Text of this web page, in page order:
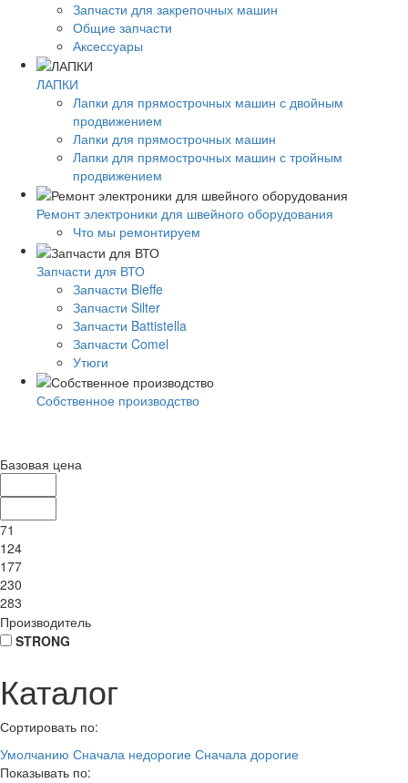
Запчасти для закрепочных машин
Общие запчасти
Аксессуары
ЛАПКИ
Лапки для прямострочных машин с двойным
продвижением
Лапки для прямострочных машин
Лапки для прямострочных машин с тройным
продвижением
Ремонт электроники для швейного оборудования
Что мы ремонтируем
Запчасти для ВТО
Запчасти Bieffe
Запчасти Silter
Запчасти Battistella
Запчасти Comel
Утюги
Собственное производство
Базовая цена
71
124
177
230
283
Производитель
STRONG
Каталог
Сортировать по:
Умолчанию Сначала недорогие Сначала дорогие
Показывать по: